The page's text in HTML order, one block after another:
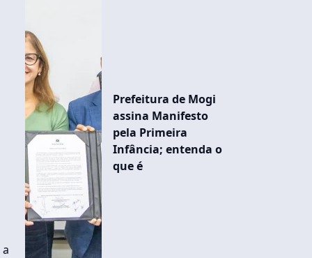
Prefeitura de Mogi
assina Manifesto
pela Primeira
Infância; entenda o
que é